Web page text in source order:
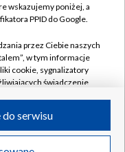
w likwidacji
wskazujemy poniżej, a
PPID do Google.
przez Ciebie naszych
w tym informacje
cookie, sygnalizatory
świadczenie
przez Ciebie
serwisu